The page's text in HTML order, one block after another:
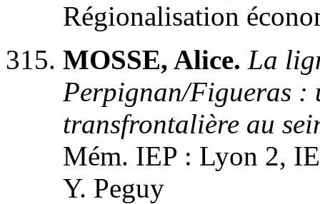
Régionalisation
MOSSE, Alice. La
Perpignan/Figueras :
transfrontalière au
Mém. IEP : Lyon 2,
Y. Peguy